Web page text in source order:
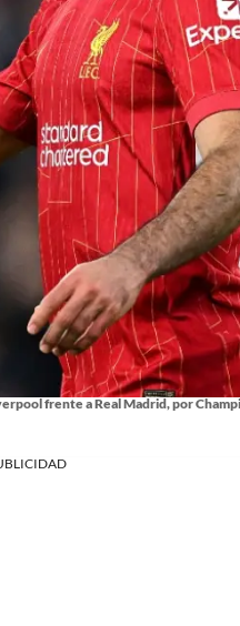
frente a Real Madrid, por